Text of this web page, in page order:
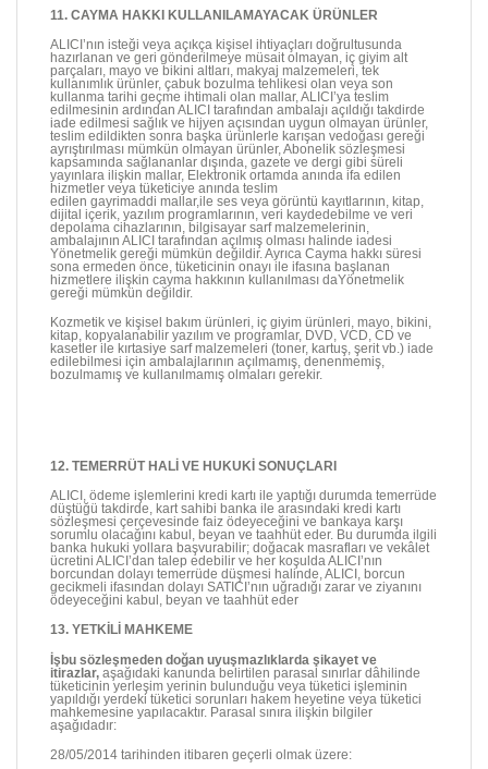
11. CAYMA HAKKI KULLANILAMAYACAK ÜRÜNLER
ALICI’nın isteği veya açıkça kişisel ihtiyaçları doğrultusunda
hazırlanan ve geri gönderilmeye müsait olmayan, iç giyim alt
parçaları, mayo ve bikini altları, makyaj malzemeleri, tek
kullanımlık ürünler, çabuk bozulma tehlikesi olan veya son
kullanma tarihi geçme ihtimali olan mallar, ALICI’ya teslim
edilmesinin ardından ALICI tarafından ambalajı açıldığı takdirde
iade edilmesi sağlık ve hijyen açısından uygun olmayan ürünler,
teslim edildikten sonra başka ürünlerle karışan vedoğası gereği
ayrıştırılması mümkün olmayan ürünler, Abonelik sözleşmesi
kapsamında sağlananlar dışında, gazete ve dergi gibi süreli
yayınlara ilişkin mallar, Elektronik ortamda anında ifa edilen
hizmetler veya tüketiciye anında teslim
edilen gayrimaddi mallar,ile ses veya görüntü kayıtlarının, kitap,
dijital içerik, yazılım programlarının, veri kaydedebilme ve veri
depolama cihazlarının, bilgisayar sarf malzemelerinin,
ambalajının ALICI tarafından açılmış olması halinde iadesi
Yönetmelik gereği mümkün değildir. Ayrıca Cayma hakkı süresi
sona ermeden önce, tüketicinin onayı ile ifasına başlanan
hizmetlere ilişkin cayma hakkının kullanılması daYönetmelik
gereği mümkün değildir.
Kozmetik ve kişisel bakım ürünleri, iç giyim ürünleri, mayo, bikini,
kitap, kopyalanabilir yazılım ve programlar, DVD, VCD, CD ve
kasetler ile kırtasiye sarf malzemeleri (toner, kartuş, şerit vb.) iade
edilebilmesi için ambalajlarının açılmamış, denenmemiş,
bozulmamış ve kullanılmamış olmaları gerekir.
12. TEMERRÜT HALİ VE HUKUKİ SONUÇLARI
ALICI, ödeme işlemlerini kredi kartı ile yaptığı durumda temerrüde
düştüğü takdirde, kart sahibi banka ile arasındaki kredi kartı
sözleşmesi çerçevesinde faiz ödeyeceğini ve bankaya karşı
sorumlu olacağını kabul, beyan ve taahhüt eder. Bu durumda ilgili
banka hukuki yollara başvurabilir; doğacak masrafları ve vekâlet
ücretini ALICI’dan talep edebilir ve her koşulda ALICI’nın
borcundan dolayı temerrüde düşmesi halinde, ALICI, borcun
gecikmeli ifasından dolayı SATICI’nın uğradığı zarar ve ziyanını
ödeyeceğini kabul, beyan ve taahhüt eder
13. YETKİLİ MAHKEME
İşbu sözleşmeden doğan uyuşmazlıklarda şikayet ve
itirazlar, aşağıdaki kanunda belirtilen parasal sınırlar dâhilinde
tüketicinin yerleşim yerinin bulunduğu veya tüketici işleminin
yapıldığı yerdeki tüketici sorunları hakem heyetine veya tüketici
mahkemesine yapılacaktır. Parasal sınıra ilişkin bilgiler
aşağıdadır:
28/05/2014 tarihinden itibaren geçerli olmak üzere: